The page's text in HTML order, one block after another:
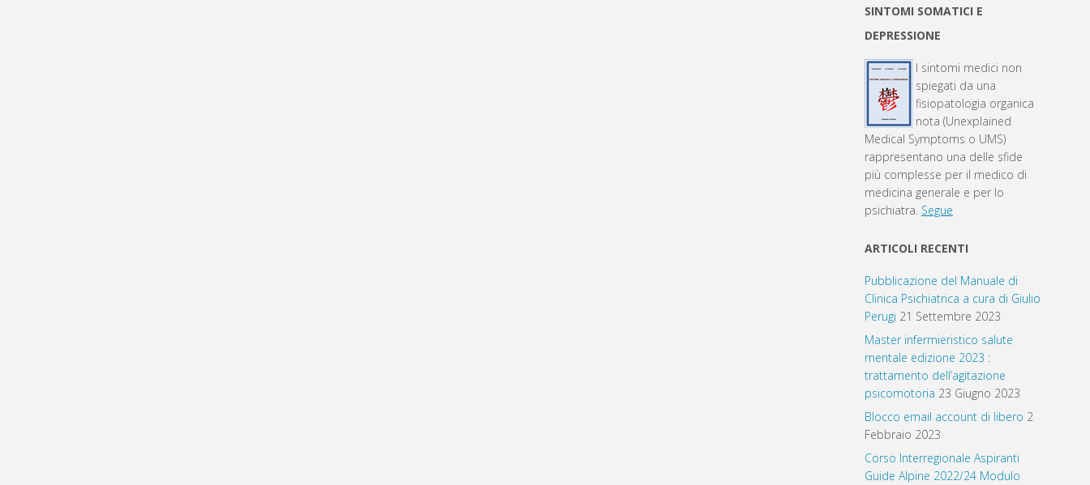
SINTOMI SOMATICI E
DEPRESSIONE
I sintomi medici non
spiegati da una
fisiopatologia organica
nota (Unexplained
Medical Symptoms o UMS)
rappresentano una delle sfide
più complesse per il medico di
medicina generale e per lo
psichiatra. Segue
ARTICOLI RECENTI
Pubblicazione del Manuale di
Clinica Psichiatrica a cura di Giulio
Perugi 21 Settembre 2023
Master infermieristico salute
mentale edizione 2023 :
trattamento dell’agitazione
psicomotoria 23 Giugno 2023
Blocco email account di libero 2
Febbraio 2023
Corso Interregionale Aspiranti
Guide Alpine 2022/24 Modulo